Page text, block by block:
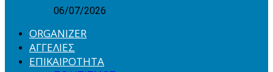
06/07/2026
ORGANIZER
ΑΓΓΕΛΙΕΣ
ΕΠΙΚΑΙΡΟΤΗΤΑ